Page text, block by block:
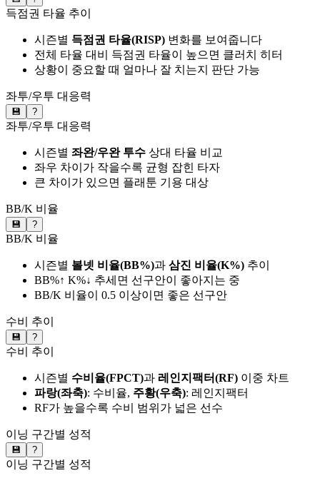
득점권 타율 추이
시즌별 득점권 타율(RISP) 변화를 보여줍니다
전체 타율 대비 득점권 타율이 높으면 클러치 히터
상황이 중요할 때 얼마나 잘 치는지 판단 가능
좌투/우투 대응력
💾 ?
좌투/우투 대응력
시즌별 좌완/우완 투수 상대 타율 비교
좌우 차이가 작을수록 균형 잡힌 타자
큰 차이가 있으면 플래툰 기용 대상
BB/K 비율
💾 ?
BB/K 비율
시즌별 볼넷 비율(BB%)과 삼진 비율(K%) 추이
BB%↑ K%↓ 추세면 선구안이 좋아지는 중
BB/K 비율이 0.5 이상이면 좋은 선구안
수비 추이
💾 ?
수비 추이
시즌별 수비율(FPCT)과 레인지팩터(RF) 이중 차트
파랑(좌축): 수비율, 주황(우축): 레인지팩터
RF가 높을수록 수비 범위가 넓은 선수
이닝 구간별 성적
💾 ?
이닝 구간별 성적